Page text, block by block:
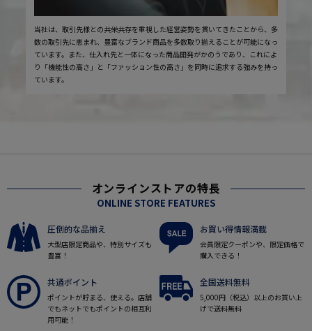
当社は、取引先様との共栄共存を重視した経営姿勢を貫いてきたことから、多
数の取引先に恵まれ、豊富なブランド商品を多数取り揃えることが可能になっ
ています。また、仕入れ先と一体になった商品開発がかのうであり、これによ
り「機能性の高さ」と「ファッション性の高さ」を同時に追求する強みを持っ
ています。
オンラインストアの特長
ONLINE STORE FEATURES
圧倒的な品揃え
大型店限定商品や、特別サイズも
豊富！
お買い得情報満載
会員限定クーポンや、限定価格で
購入できる！
共通ポイント
ポイントが貯まる、使える。店舗
でもネットでもポイントの相互利
用可能！
全国送料無料
5,000円（税込）以上のお買い上
げで送料無料